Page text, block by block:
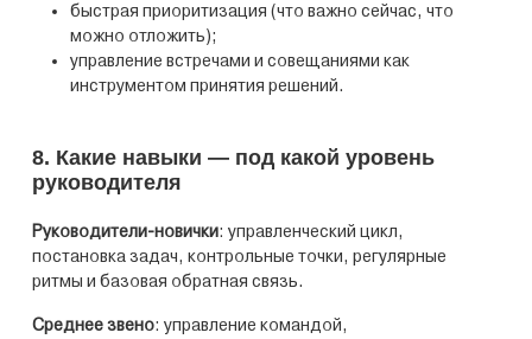
быстрая приоритизация (что важно сейчас, что
можно отложить);
управление встречами и совещаниями как
инструментом принятия решений.
8. Какие навыки — под какой уровень
руководителя
Руководители-новички: управленческий цикл,
постановка задач, контрольные точки, регулярные
ритмы и базовая обратная связь.
Среднее звено: управление командой,